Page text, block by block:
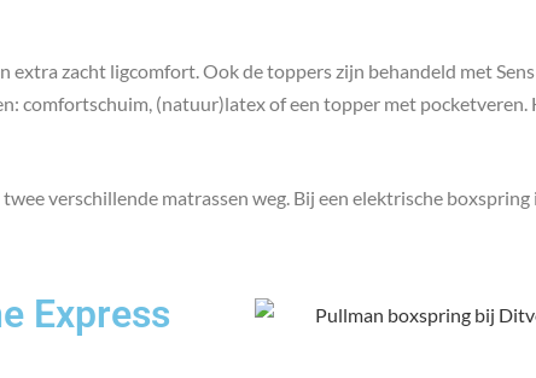
extra zacht ligcomfort. Ook de toppers zijn behandeld met
comfortschuim, (natuur)latex of een topper met pocketveren.
verschillende matrassen weg. Bij een elektrische
Express